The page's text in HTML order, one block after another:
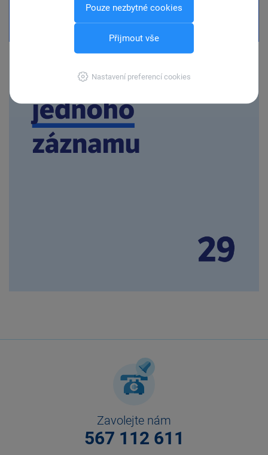
Pouze nezbytné cookies
Přijmout vše
Nastavení preferencí cookies
Zavolejte nám
567 112 611